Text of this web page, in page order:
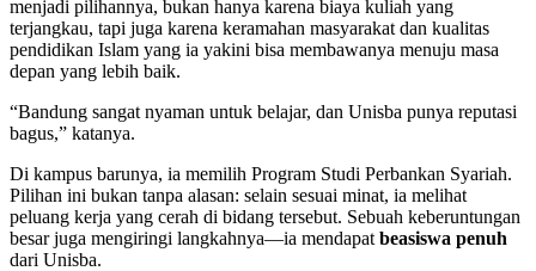
menjadi pilihannya, bukan hanya karena biaya kuliah yang
terjangkau, tapi juga karena keramahan masyarakat dan kualitas
pendidikan Islam yang ia yakini bisa membawanya menuju masa
depan yang lebih baik.
“Bandung sangat nyaman untuk belajar, dan Unisba punya reputasi
bagus,” katanya.
Di kampus barunya, ia memilih Program Studi Perbankan Syariah.
Pilihan ini bukan tanpa alasan: selain sesuai minat, ia melihat
peluang kerja yang cerah di bidang tersebut. Sebuah keberuntungan
besar juga mengiringi langkahnya—ia mendapat beasiswa penuh
dari Unisba.